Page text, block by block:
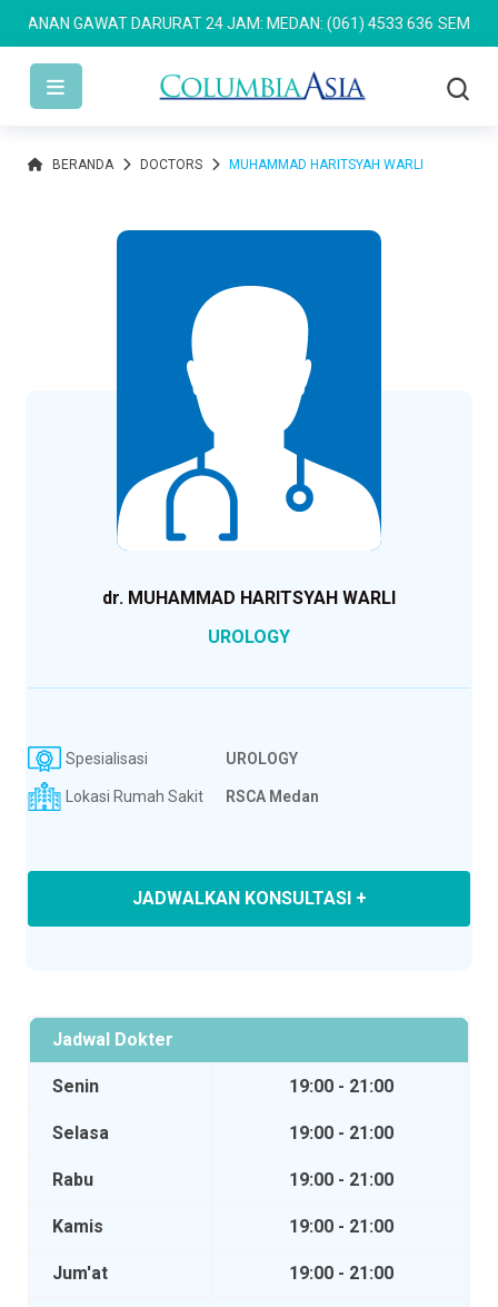
GAWAT DARURAT 24 JAM: MEDAN: (061) 4533 636
BERANDA DOCTORS MUHAMMAD HARITSYAH WARLI
dr. MUHAMMAD HARITSYAH WARLI
UROLOGY
Spesialisasi UROLOGY
Lokasi Rumah Sakit RSCA Medan
JADWALKAN KONSULTASI +
Jadwal Dokter
Senin 19:00 - 21:00
Selasa 19:00 - 21:00
Rabu 19:00 - 21:00
Kamis 19:00 - 21:00
Jum'at 19:00 - 21:00